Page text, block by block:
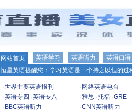
网站首页 英语学习 英语听力
英语口语
恒星英语提醒您：学习英语是一个持之以恒的
·世界主要英语报刊 · 网络英语电台
·英语专四 ·英语专八 ·雅思 ·托福 ·GRE
· BBC英语听力 ·CNN英语听力